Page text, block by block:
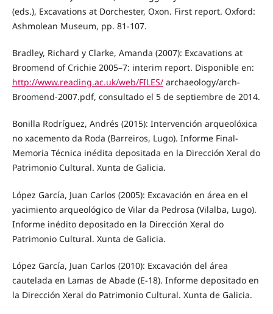
(eds.), Excavations at Dorchester, Oxon. First report. Oxford:
Ashmolean Museum, pp. 81-107.
Bradley, Richard y Clarke, Amanda (2007): Excavations at
Broomend of Crichie 2005–7: interim report. Disponible en:
http://www.reading.ac.uk/web/FILES/archaeology/arch-
Broomend-2007.pdf, consultado el 5 de septiembre de 2014.
Bonilla Rodríguez, Andrés (2015): Intervención arqueolóxica
no xacemento da Roda (Barreiros, Lugo). Informe Final-
Memoria Técnica inédita depositada en la Dirección Xeral do
Patrimonio Cultural. Xunta de Galicia.
López García, Juan Carlos (2005): Excavación en área en el
yacimiento arqueológico de Vilar da Pedrosa (Vilalba, Lugo).
Informe inédito depositado en la Dirección Xeral do
Patrimonio Cultural. Xunta de Galicia.
López García, Juan Carlos (2010): Excavación del área
cautelada en Lamas de Abade (E-18). Informe depositado en
la Dirección Xeral do Patrimonio Cultural. Xunta de Galicia.